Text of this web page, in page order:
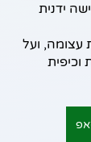
ידנית
עצומה, ועל
וכיפית